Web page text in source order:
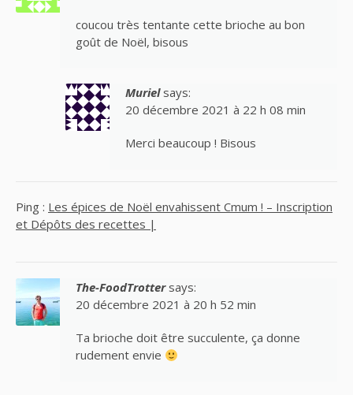
coucou très tentante cette brioche au bon
goût de Noël, bisous
Muriel says:
20 décembre 2021 à 22 h 08 min
Merci beaucoup ! Bisous
Ping : Les épices de Noël envahissent Cmum ! – Inscription
et Dépôts des recettes |
The-FoodTrotter says:
20 décembre 2021 à 20 h 52 min
Ta brioche doit être succulente, ça donne
rudement envie